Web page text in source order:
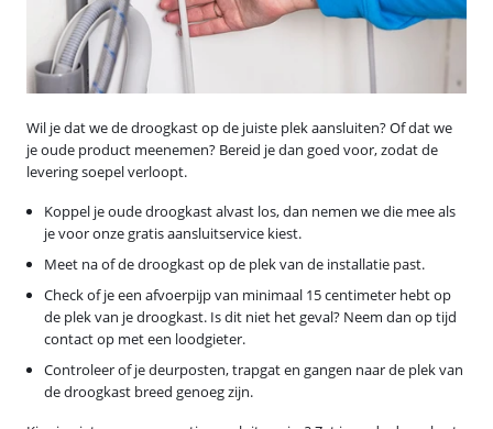
Wil je dat we de droogkast op de juiste plek aansluiten? Of dat we
je oude product meenemen? Bereid je dan goed voor, zodat de
levering soepel verloopt.
Koppel je oude droogkast alvast los, dan nemen we die mee als
je voor onze gratis aansluitservice kiest.
Meet na of de droogkast op de plek van de installatie past.
Check of je een afvoerpijp van minimaal 15 centimeter hebt op
de plek van je droogkast. Is dit niet het geval? Neem dan op tijd
contact op met een loodgieter.
Controleer of je deurposten, trapgat en gangen naar de plek van
de droogkast breed genoeg zijn.